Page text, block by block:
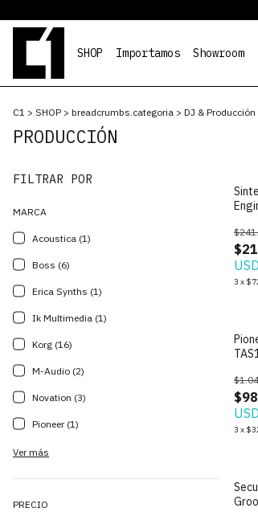
SHOP Importamos Showroom
C1 > SHOP > breadcrumbs.categoria > DJ & Producción
PRODUCCIÓN
FILTRAR POR
MARCA
Acoustica (1)
Boss (6)
Erica Synths (1)
Ik Multimedia (1)
Korg (16)
M-Audio (2)
Novation (3)
Pioneer (1)
Ver más
PRECIO
3 x
3 x